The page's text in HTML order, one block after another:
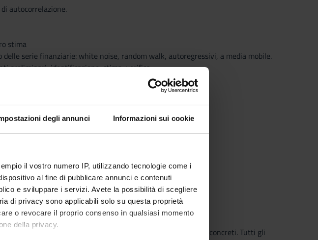
degli annunci Informazioni sui cookie
il vostro numero IP, utilizzando tecnologie come i
al fine di pubblicare annunci e contenuti
e sviluppare i servizi. Avete la possibilità di scegliere
di privacy sono applicabili solo su questa proprietà
o revocare il proprio consenso in qualsiasi momento
della privacy.
autocorrelazione.
stima
serie finanziarie: white noise, random walk, autoregressivi, a media mobile.
preliminari, identificazione, stima, verifica.
della volatilità.
nel tempo.
della dinamica temporale della volatilità.
Carocci, Roma, 2013 (VII Ristampa).
con gli studenti in aula attraverso la discussione di casi concreti. Tutti gli